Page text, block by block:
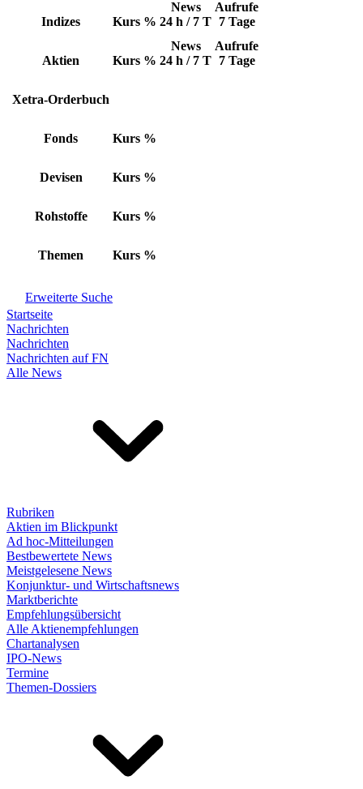
Indizes Kurs %
News
24 h / 7 T
Aufrufe
7 Tage
Aktien Kurs %
News
24 h / 7 T
Aufrufe
7 Tage
Xetra-Orderbuch
Fonds Kurs %
Devisen Kurs %
Rohstoffe Kurs %
Themen Kurs %
Erweiterte Suche
Startseite
Nachrichten
Nachrichten
Nachrichten auf FN
Alle News
Rubriken
Aktien im Blickpunkt
Ad hoc-Mitteilungen
Bestbewertete News
Meistgelesene News
Konjunktur- und Wirtschaftsnews
Marktberichte
Empfehlungsübersicht
Alle Aktienempfehlungen
Chartanalysen
IPO-News
Termine
Themen-Dossiers